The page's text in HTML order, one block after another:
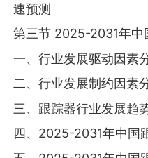
速预测
第三节 2025-2031年中
一、行业发展驱动因素
二、行业发展制约因素
三、跟踪器行业发展趋
四、2025-2031年中国